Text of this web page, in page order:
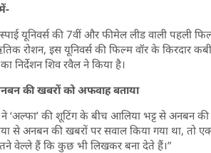
यूनिवर्स की 7वीं और फीमेल लीड वाली पहली
रोशन, इस यूनिवर्स की फिल्म वॉर के किरदार
निर्देशन शिव रवैल ने किया है।
की खबरों को अफवाह बताया
‘अल्फा’ की शूटिंग के बीच आलिया भट्ट से अनबन
से अनबन की खबरों पर सवाल किया गया था, तो
वेल्ले हैं कि कुछ भी लिखकर बना देते हैं।”